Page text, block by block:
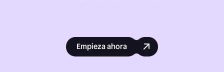
Empieza ahora